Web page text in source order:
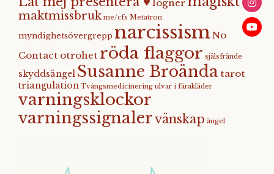
lögner
maktmissbruk me/cfs Metatron
myndighetsövergrepp narcissismNo
Contact otrohet röda flaggor själsfrände
skyddsängel Susanne Broända tarot
triangulation Tvångsmedicinering ulvar i fårakläder
varningsklockor
varningssignalervänskap ängel